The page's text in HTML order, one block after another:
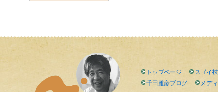
トップページ
スゴイ
千田雅彦ブログ
メデ